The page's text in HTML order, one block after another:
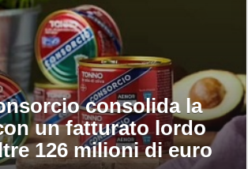
consolida la
un fatturato lordo
126 milioni di euro